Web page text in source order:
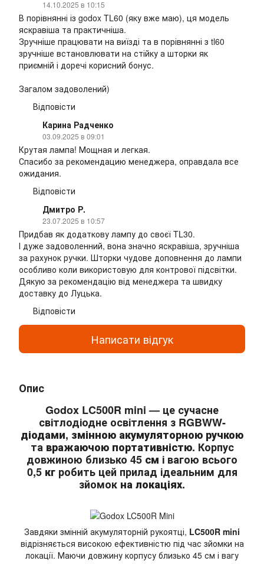
14.10.2025 в 10:15
В порівнянні із godox TL60 (яку вже маю), ця модель
яскравіша та практичніша.
Зручніше працювати на виїзді та в порівнянні з tl60
зручніше встановлювати на стійку а шторки як
приємній і доречі корисний бонус.
Загалом задоволений)
Відповісти
Карина Радченко
03.09.2025 в 09:01
Крутая лампа! Мощная и легкая.
Спасибо за рекомендацию менеджера, оправдала все
ожидания.
Відповісти
Дмитро Р.
23.07.2025 в 10:57
Придбав як додаткову лампу до своєї TL30.
І дуже задоволенний, вона значно яскравіша, зручніша
за рахунок ручки. Шторки чудове доповнення до лампи
особливо коли використовую для контрової підсвітки.
Дякую за рекомендацію від менеджера та швидку
доставку до Луцька.
Відповісти
Написати відгук
Опис
Godox LC500R mini— це сучасне
світлодіодне освітлення з RGBWW-
діодами, змінною акумуляторною ручкою
та вражаючою портативністю. Корпус
довжиною близько 45 см і вагою всього
0,5 кгробить цей прилад ідеальним для
зйомок на локаціях.
Завдяки змінній акумуляторній рукоятці, LC500R mini
відрізняється високою ефективністю під час зйомки на
локації. Маючи довжину корпусу близько 45 см і вагу